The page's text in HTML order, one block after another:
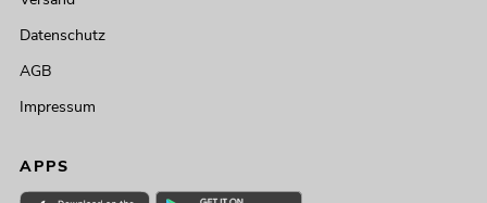
Datenschutz
AGB
Impressum
APPS